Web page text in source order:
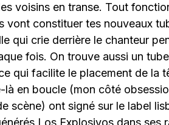
voisins en transe. Tout
vont constituer tes nouveaux
qui crie derrière le chanteur
fois. On trouve aussi un
qui facilite le placement de la
là en boucle (mon côté
scène) ont signé sur le label
Los Explosivos dans ses